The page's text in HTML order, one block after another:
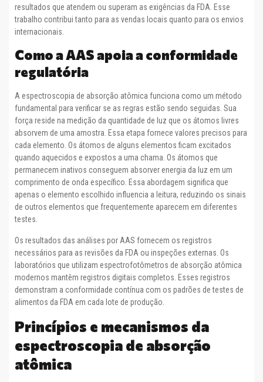
resultados que atendem ou superam as exigências da FDA. Esse
trabalho contribui tanto para as vendas locais quanto para os envios
internacionais.
Como a AAS apoia a conformidade
regulatória
A espectroscopia de absorção atômica funciona como um método
fundamental para verificar se as regras estão sendo seguidas. Sua
força reside na medição da quantidade de luz que os átomos livres
absorvem de uma amostra. Essa etapa fornece valores precisos para
cada elemento. Os átomos de alguns elementos ficam excitados
quando aquecidos e expostos a uma chama. Os átomos que
permanecem inativos conseguem absorver energia da luz em um
comprimento de onda específico. Essa abordagem significa que
apenas o elemento escolhido influencia a leitura, reduzindo os sinais
de outros elementos que frequentemente aparecem em diferentes
testes.
Os resultados das análises por AAS fornecem os registros
necessários para as revisões da FDA ou inspeções externas. Os
laboratórios que utilizam espectrofotômetros de absorção atômica
modernos mantêm registros digitais completos. Esses registros
demonstram a conformidade contínua com os padrões de testes de
alimentos da FDA em cada lote de produção.
Princípios e mecanismos da
espectroscopia de absorção
atômica